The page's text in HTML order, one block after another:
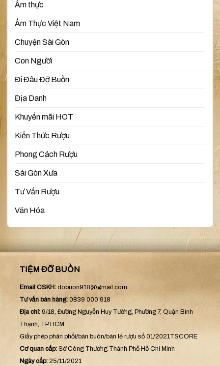
Ẩm thực
Ẩm Thực Việt Nam
Chuyện Sài Gòn
Con Người
Đi Đâu Đỡ Buồn
Địa Danh
Khuyến mãi HOT
Kiến Thức Rượu
Phong Cách Rượu
Sài Gòn Xưa
Tư Vấn Rượu
Văn Hóa
TIỆM ĐỠ BUỒN
Email CSKH: dobuon918@gmail.com
Tư vấn bán hàng: 0839 000 918
Địa chỉ: 9/18, Đường Nguyễn Huy Tưởng, Phường 7, Quận Bình
Thạnh, TP.HCM
Giấy phép phân phối/bán buôn/bán lẻ rượu số 01/2021TSCORE
Cơ quan cấp: Sở Công Thương Thành Phố Hồ Chí Minh
Ngày cấp: 25/11/2021